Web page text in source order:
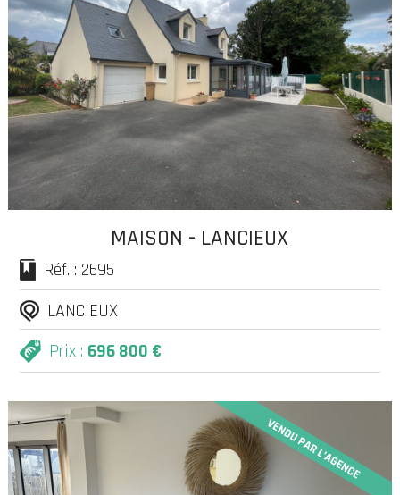
MAISON - LANCIEUX
Réf. : 2695
LANCIEUX
Prix : 696 800 €